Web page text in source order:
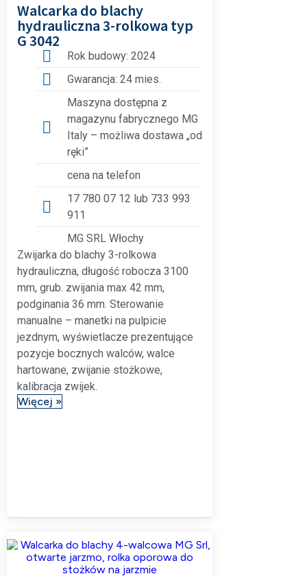
Walcarka do blachy
hydrauliczna 3-rolkowa typ
G 3042
Rok budowy: 2024
Gwarancja: 24 mies.
Maszyna dostępna z
magazynu fabrycznego MG
Italy – możliwa dostawa „od
ręki”
cena na telefon
17 780 07 12 lub 733 993
911
MG SRL Włochy
Zwijarka do blachy 3-rolkowa
hydrauliczna, długość robocza 3100
mm, grub. zwijania max 42 mm,
podginania 36 mm. Sterowanie
manualne – manetki na pulpicie
jezdnym, wyświetlacze prezentujące
pozycje bocznych walców, walce
hartowane, zwijanie stożkowe,
kalibracja zwijek.
Więcej »